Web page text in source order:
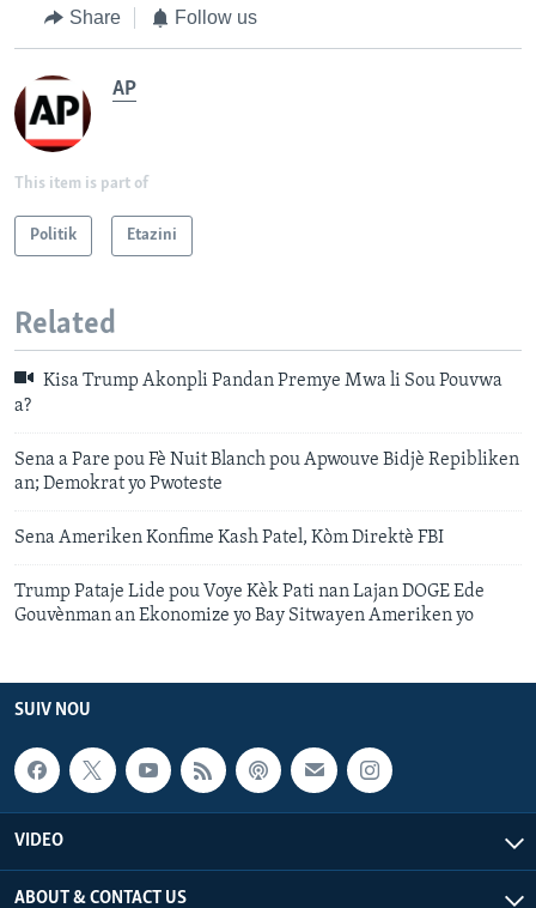
Share Follow us
AP
This item is part of
Politik Etazini
Related
Kisa Trump Akonpli Pandan Premye Mwa li Sou Pouvwa
a?
Sena a Pare pou Fè Nuit Blanch pou Apwouve Bidjè Repibliken
an; Demokrat yo Pwoteste
Sena Ameriken Konfime Kash Patel, Kòm Direktè FBI
Trump Pataje Lide pou Voye Kèk Pati nan Lajan DOGE Ede
Gouvènman an Ekonomize yo Bay Sitwayen Ameriken yo
SUIV NOU
VIDEO
ABOUT & CONTACT US